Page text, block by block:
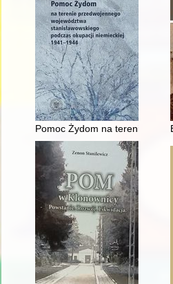
Pomoc Żydom na terenie